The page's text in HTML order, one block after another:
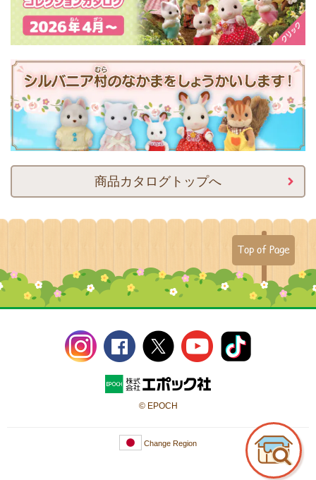
商品カタログトップへ
Top of Page
© EPOCH
Change Region